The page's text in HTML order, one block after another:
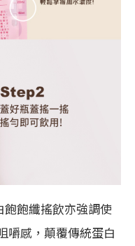
飽纖搖飲亦強調使
嚼感，顛覆傳統蛋白